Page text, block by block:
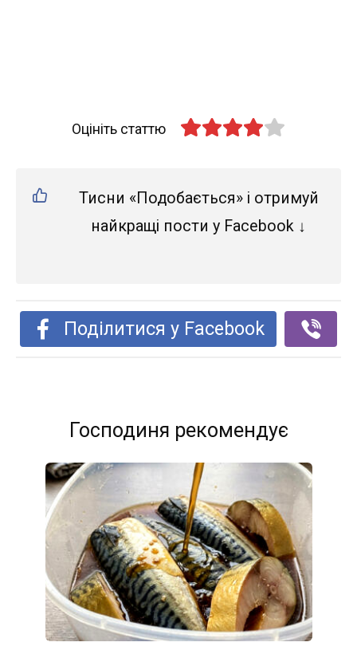
Оцініть статтю
Тисни «Подобається» і отримуй
найкращі пости у Facebook ↓
Поділитися у Facebook
Господиня рекомендує